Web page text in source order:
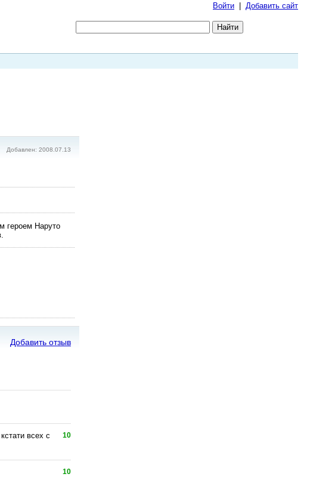
Войти Добавить сайт
Добавлен: 2008.07.13
героем Наруто
Добавить отзыв
всех с
10
10